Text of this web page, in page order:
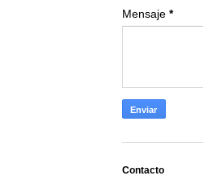
Mensaje *
Contacto